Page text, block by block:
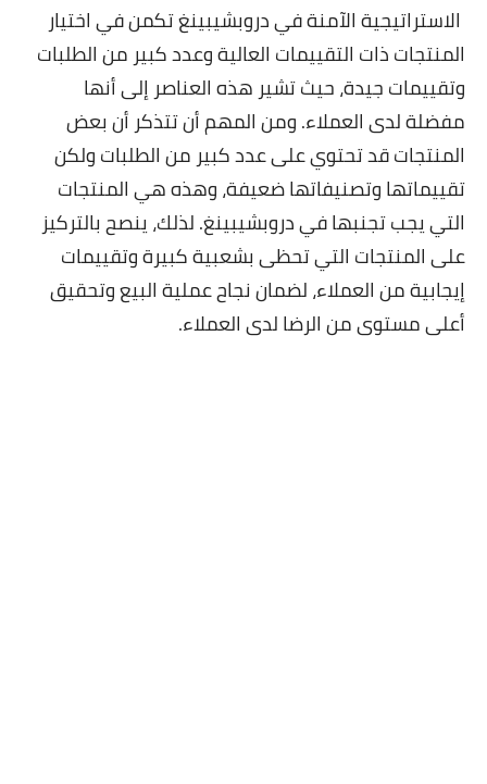
الاستراتيجية الآمنة في دروبشيبينغ تكمن في اختيار
المنتجات ذات التقييمات العالية وعدد كبير من الطلبات
وتقييمات جيدة، حيث تشير هذه العناصر إلى أنها
مفضلة لدى العملاء. ومن المهم أن تتذكر أن بعض
المنتجات قد تحتوي على عدد كبير من الطلبات ولكن
تقييماتها وتصنيفاتها ضعيفة، وهذه هي المنتجات
التي يجب تجنبها في دروبشيبينغ. لذلك، ينصح بالتركيز
على المنتجات التي تحظى بشعبية كبيرة وتقييمات
إيجابية من العملاء، لضمان نجاح عملية البيع وتحقيق
أعلى مستوى من الرضا لدى العملاء.